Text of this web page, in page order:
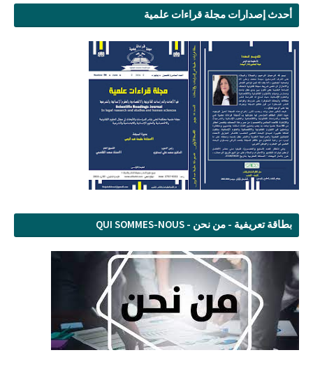
أحدث إصدارات مجلة قراءات علمية
بطاقة تعريفية - من نحن - QUI SOMMES-NOUS